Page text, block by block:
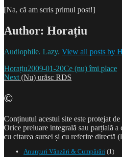
[Na, că am scris primul post!]
Author: Horațiu
Audiophile. Lazy. View all posts by
Author
HorațiuPosted
on
2009-01-20Categories
Ce (nu) îmi place
Post
navigation
Next Next
(Nu) urăsc RDS
©
Conținutul acestui site este protejat
Orice preluare integrală sau parțială
cu citarea sursei și cu referire directă
Anunțuri Vânzări & Cumpărări (1)